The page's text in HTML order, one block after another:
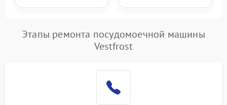
Этапы ремонта посудомоечной машины
Vestfrost